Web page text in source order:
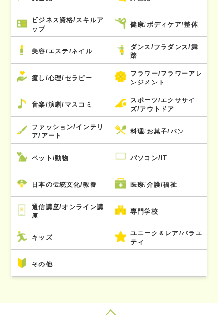
ビジネス資格/スキルア
ップ
健康/ボディケア/整体
美容/エステ/ネイル
ダンス/フラダンス/舞
踏
癒し/心理/セラピー
フラワー/フラワーアレ
ンジメント
音楽/演劇/マスコミ
スポーツ/エクササイ
ズ/アウトドア
ファッション/インテリ
ア/アート
料理/お菓子/パン
ペット/動物 パソコン/IT
日本の伝統文化/教養 医療/介護/福祉
通信講座/オンライン講
座
専門学校
キッズ
ユニーク＆レア/バラエ
ティ
その他